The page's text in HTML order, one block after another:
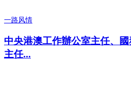
一路风情
中央港澳工作辦公室主任、​
主任...